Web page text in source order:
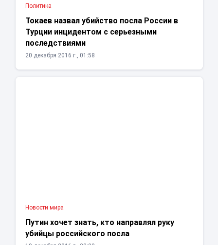
Политика
Токаев назвал убийство посла России в
Турции инцидентом с серьезными
последствиями
20 декабря 2016 г., 01:58
Новости мира
Путин хочет знать, кто направлял руку
убийцы российского посла